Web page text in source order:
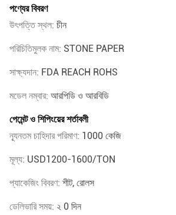
পণ্যের বিবরণ
উৎপত্তি স্থল: চীন
পরিচিতিমুলক নাম: STONE PAPER
সাক্ষ্যদান: FDA REACH ROHS
মডেল নম্বার: আরপিডি ও আরবিডি
পেমেন্ট ও শিপিংয়ের শর্তাবলী
ন্যূনতম চাহিদার পরিমাণ: 1000 কেজি
মূল্য: USD1200-1600/TON
প্যাকেজিং বিবরণ: শীট, রোলস
ডেলিভারি সময়: ২ 0 দিন